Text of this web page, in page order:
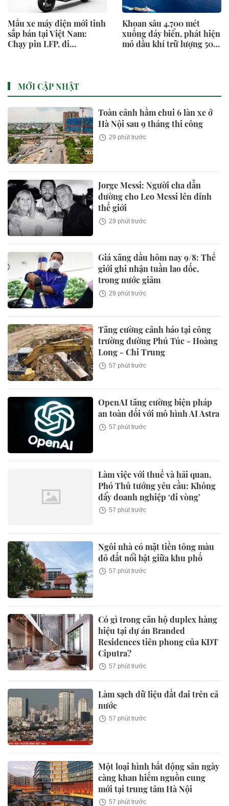
Mẫu xe máy điện mới tinh
sắp bán tại Việt Nam:
Chạy pin LFP, đi
Khoan sâu 4.700 mét
xuống đáy biển, phát hiện
mỏ dầu khí trữ lượng 500
MỚI CẬP NHẬT
Toàn cảnh hầm chui 6 làn xe ở
Hà Nội sau 9 tháng thi công
29 phút trước
Jorge Messi: Người cha dẫn
đường cho Leo Messi lên đỉnh
thế giới
29 phút trước
Giá xăng dầu hôm nay 9/8: Thế
giới ghi nhận tuần lao dốc,
trong nước giảm
29 phút trước
Tăng cường cảnh báo tại công
trường đường Phú Túc - Hoàng
Long - Chi Trung
57 phút trước
OpenAI tăng cường biện pháp
an toàn đối với mô hình AI Astra
57 phút trước
Làm việc với thuế và hải quan,
Phó Thủ tướng yêu cầu: Không
đẩy doanh nghiệp ‘đi vòng’
57 phút trước
Ngôi nhà có mặt tiền tông màu
đỏ đất nổi bật giữa khu phố
57 phút trước
Có gì trong căn hộ duplex hàng
hiệu tại dự án Branded
Residences tiên phong của KĐT
Ciputra?
57 phút trước
Làm sạch dữ liệu đất đai trên cả
nước
57 phút trước
Một loại hình bất động sản ngày
càng khan hiếm nguồn cung
mới tại trung tâm Hà Nội
57 phút trước